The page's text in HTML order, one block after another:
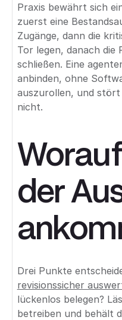
Praxis bewährt sich
zuerst eine
Zugänge, dann die
Tor legen, danach
schließen. Eine
anbinden, ohne
auszurollen, und
nicht.
der
Drei Punkte
revisionssicher
lückenlos belegen?
betreiben und behält